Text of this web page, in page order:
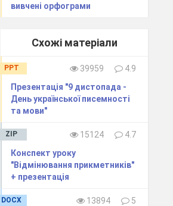
вивчені орфограми
Схожі матеріали
PPT 39959
4.9
Презентація "9 дистопада -
День української писемності
та мови"
ZIP 15124
4.7
Конспект уроку
"Відмінювання прикметників"
+ презентація
DOCX 13894
5